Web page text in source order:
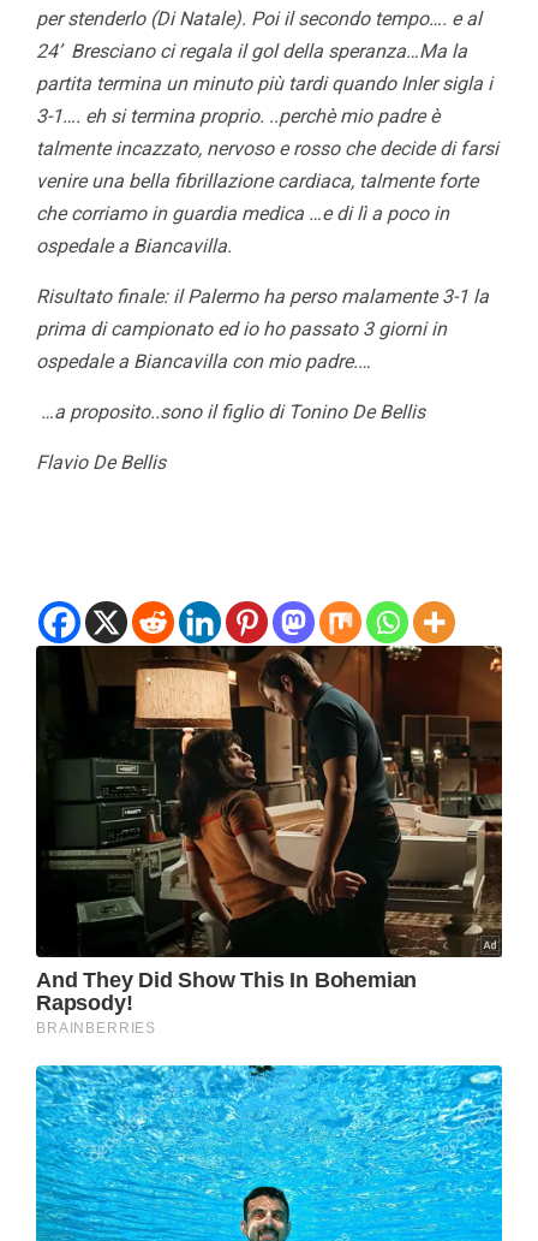
per stenderlo (Di Natale). Poi il secondo tempo…. e al
24’ Bresciano ci regala il gol della speranza…Ma la
partita termina un minuto più tardi quando Inler sigla i
3-1…. eh si termina proprio. ..perchè mio padre è
talmente incazzato, nervoso e rosso che decide di farsi
venire una bella fibrillazione cardiaca, talmente forte
che corriamo in guardia medica …e di lì a poco in
ospedale a Biancavilla.
Risultato finale: il Palermo ha perso malamente 3-1 la
prima di campionato ed io ho passato 3 giorni in
ospedale a Biancavilla con mio padre.…
…a proposito..sono il figlio di Tonino De Bellis
Flavio De Bellis